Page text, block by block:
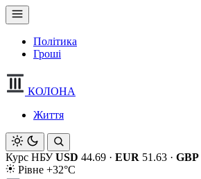
Політика
Гроші
КОЛОНА
Життя
Курс НБУ USD 44.69 · EUR 51.63 · GBP
Рівне +32°C